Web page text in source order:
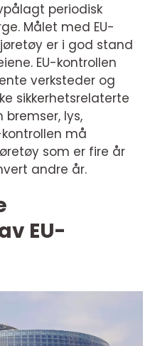
periodisk
Målet med EU-
er i god stand
EU-kontrollen
verksteder og
sikkerhetsrelaterte
lys,
må
som er fire år
andre år.
EU-